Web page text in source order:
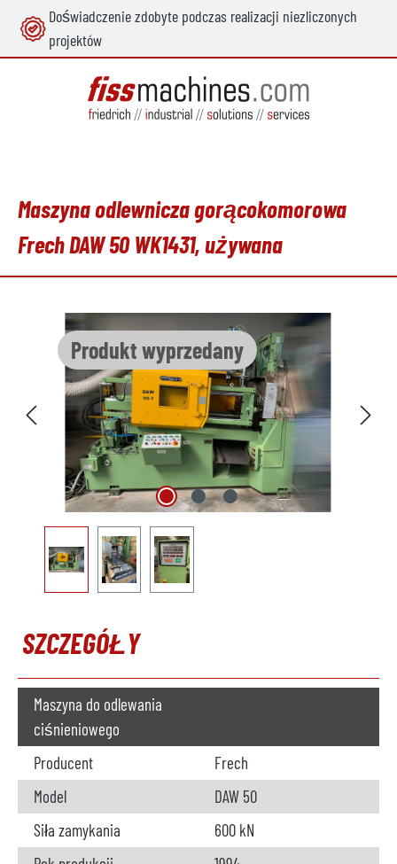
zawartości
Doświadczenie zdobyte podczas realizacji niezliczonych
projektów
Maszyna odlewnicza gorącokomorowa
Frech DAW 50 WK1431, używana
Produkt wyprzedany
Pomiń galerię zdjęć
SZCZEGÓŁY
Maszyna do odlewania
ciśnieniowego
Producent
Frech
Model
DAW 50
Siła zamykania
600 kN